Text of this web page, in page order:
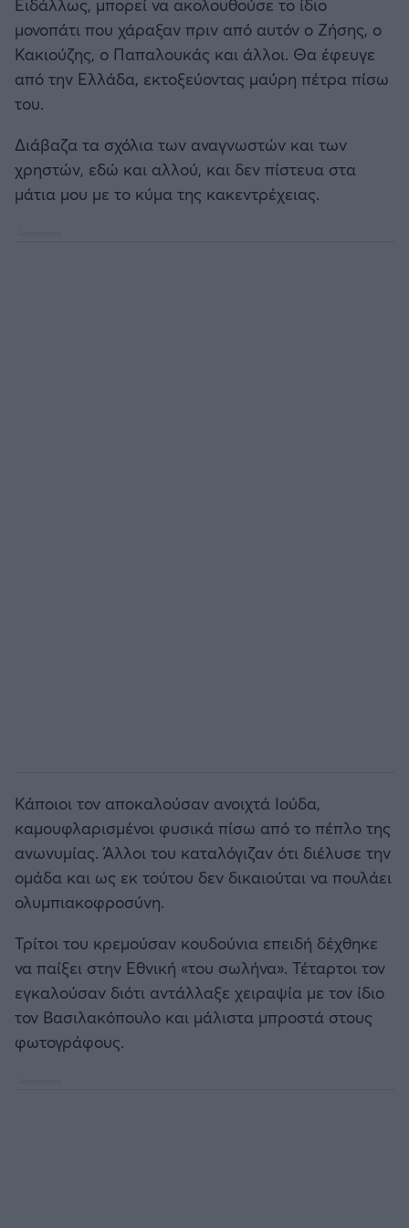
μονοπάτι που χάραξαν πριν από αυτόν ο Ζήσης, ο
Κακιούζης, ο Παπαλουκάς και άλλοι. Θα έφευγε
από την Ελλάδα, εκτοξεύοντας μαύρη πέτρα πίσω
του.
Διάβαζα τα σχόλια των αναγνωστών και των
χρηστών, εδώ και αλλού, και δεν πίστευα στα
μάτια μου με το κύμα της κακεντρέχειας.
Κάποιοι τον αποκαλούσαν ανοιχτά Ιούδα,
καμουφλαρισμένοι φυσικά πίσω από το πέπλο της
ανωνυμίας. Άλλοι του καταλόγιζαν ότι διέλυσε την
ομάδα και ως εκ τούτου δεν δικαιούται να πουλάει
ολυμπιακοφροσύνη.
Τρίτοι του κρεμούσαν κουδούνια επειδή δέχθηκε
να παίξει στην Εθνική «του σωλήνα». Τέταρτοι τον
εγκαλούσαν διότι αντάλλαξε χειραψία με τον ίδιο
τον Βασιλακόπουλο και μάλιστα μπροστά στους
φωτογράφους.